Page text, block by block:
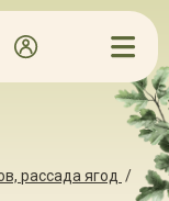
рассада ягод /